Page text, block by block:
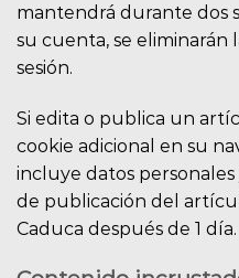
mantendrá durante dos
su cuenta, se eliminarán
sesión.
Si edita o publica un
cookie adicional en su
incluye datos
de publicación del
Caduca después de 1 día.